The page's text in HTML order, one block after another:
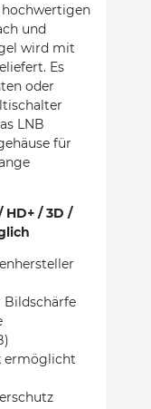
hochwertigen
und
wird mit
Es
oder
LNB
für
HD+ / 3D /
ermöglicht